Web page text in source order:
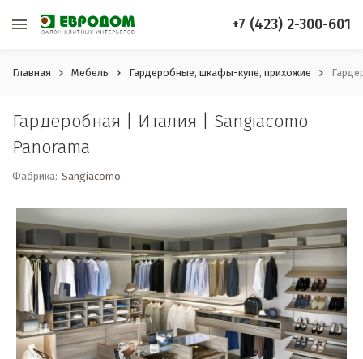
+7 (423) 2-300-601
Главная Мебель Гардеробные, шкафы-купе, прихожие
Гардеробная | Италия | Sangiacomo
Panorama
Фабрика: Sangiacomo